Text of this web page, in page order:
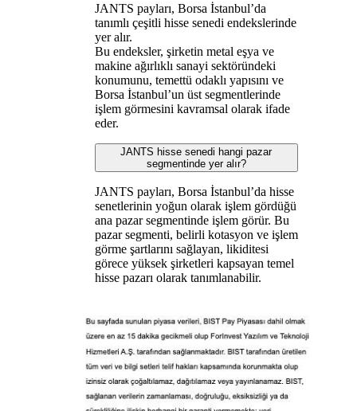
JANTS payları, Borsa İstanbul’da
tanımlı çeşitli hisse senedi endekslerinde
yer alır.
Bu endeksler, şirketin metal eşya ve
makine ağırlıklı sanayi sektöründeki
konumunu, temettü odaklı yapısını ve
Borsa İstanbul’un üst segmentlerinde
işlem görmesini kavramsal olarak ifade
eder.
JANTS hisse senedi hangi pazar
segmentinde yer alır?
JANTS payları, Borsa İstanbul’da hisse
senetlerinin yoğun olarak işlem gördüğü
ana pazar segmentinde işlem görür. Bu
pazar segmenti, belirli kotasyon ve işlem
görme şartlarını sağlayan, likiditesi
görece yüksek şirketleri kapsayan temel
hisse pazarı olarak tanımlanabilir.